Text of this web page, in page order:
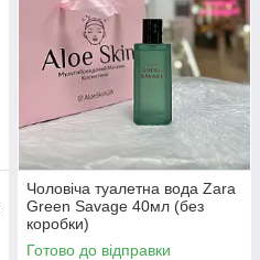
Чоловіча туалетна вода Zara
Green Savage 40мл (без
коробки)
Готово до відправки